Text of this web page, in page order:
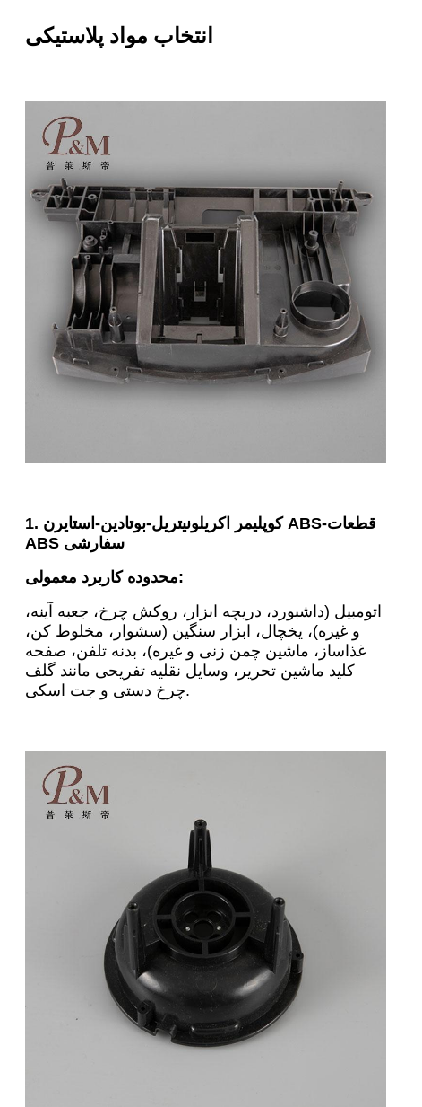
انتخاب مواد پلاستیکی
1. کوپلیمر اکریلونیتریل-بوتادین-استایرن ABS-قطعات
ABS سفارشی
محدوده کاربرد معمولی:
اتومبیل (داشبورد، دریچه ابزار، روکش چرخ، جعبه آینه،
و غیره)، یخچال، ابزار سنگین (سشوار، مخلوط کن،
غذاساز، ماشین چمن زنی و غیره)، بدنه تلفن، صفحه
کلید ماشین تحریر، وسایل نقلیه تفریحی مانند گلف
چرخ دستی و جت اسکی.